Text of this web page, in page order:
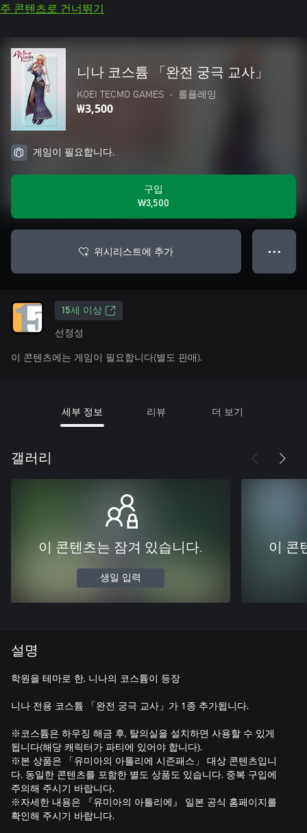
주 콘텐츠로 건너뛰기
니나 코스튬 「완전 궁극 교사」
KOEI TECMO GAMES • 롤플레잉
₩3,500
게임이 필요합니다.
구입
₩3,500
위시리스트에 추가 ● ● ●
15세 이상
선정성
이 콘텐츠에는 게임이 필요합니다(별도 판매).
세부 정보 리뷰 더 보기
갤러리
이 콘텐츠는 잠겨 있습니다.
생일 입력
이 콘
설명
학원을 테마로 한, 니나의 코스튬이 등장
니나 전용 코스튬 「완전 궁극 교사」가 1종 추가됩니다.
※코스튬은 하우징 해금 후, 탈의실을 설치하면 사용할 수 있게
됩니다(해당 캐릭터가 파티에 있어야 합니다).
※본 상품은 「유미아의 아틀리에 시즌패스」 대상 콘텐츠입니
다. 동일한 콘텐츠를 포함한 별도 상품도 있습니다. 중복 구입에
주의해 주시기 바랍니다.
※자세한 내용은 『유미아의 아틀리에』 일본 공식 홈페이지를
확인해 주시기 바랍니다.